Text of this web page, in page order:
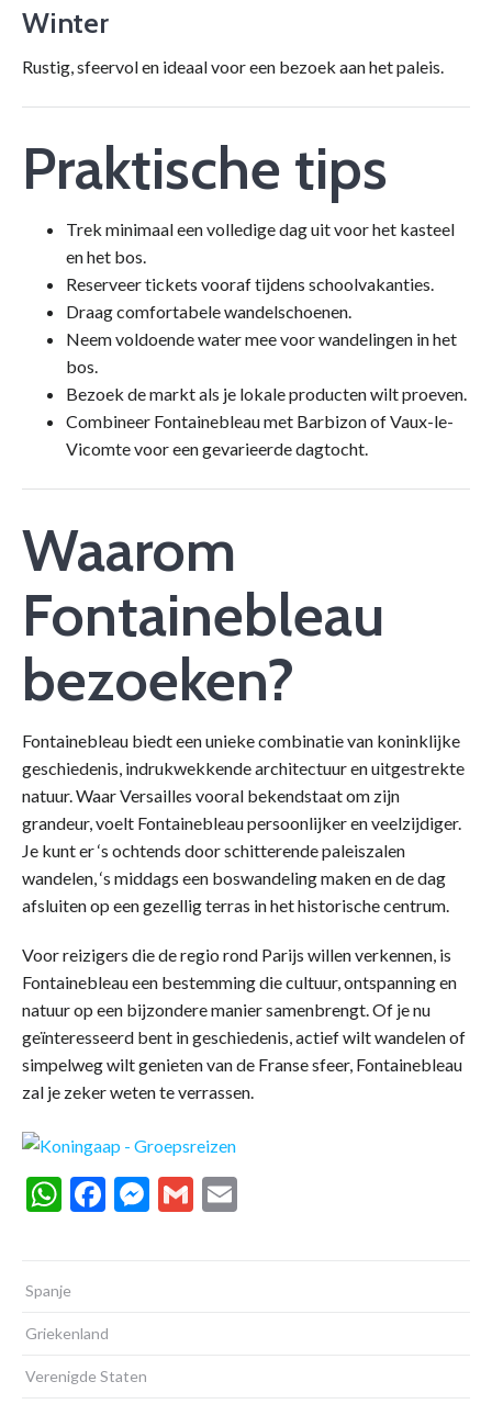
Winter
Rustig, sfeervol en ideaal voor een bezoek aan het paleis.
Praktische tips
Trek minimaal een volledige dag uit voor het kasteel
en het bos.
Reserveer tickets vooraf tijdens schoolvakanties.
Draag comfortabele wandelschoenen.
Neem voldoende water mee voor wandelingen in het
bos.
Bezoek de markt als je lokale producten wilt proeven.
Combineer Fontainebleau met Barbizon of Vaux-le-
Vicomte voor een gevarieerde dagtocht.
Waarom
Fontainebleau
bezoeken?
Fontainebleau biedt een unieke combinatie van koninklijke
geschiedenis, indrukwekkende architectuur en uitgestrekte
natuur. Waar Versailles vooral bekendstaat om zijn
grandeur, voelt Fontainebleau persoonlijker en veelzijdiger.
Je kunt er ‘s ochtends door schitterende paleiszalen
wandelen, ‘s middags een boswandeling maken en de dag
afsluiten op een gezellig terras in het historische centrum.
Voor reizigers die de regio rond Parijs willen verkennen, is
Fontainebleau een bestemming die cultuur, ontspanning en
natuur op een bijzondere manier samenbrengt. Of je nu
geïnteresseerd bent in geschiedenis, actief wilt wandelen of
simpelweg wilt genieten van de Franse sfeer, Fontainebleau
zal je zeker weten te verrassen.
WhatsApp
Facebook
Messenger
Gmail
Spanje
Griekenland
Verenigde Staten